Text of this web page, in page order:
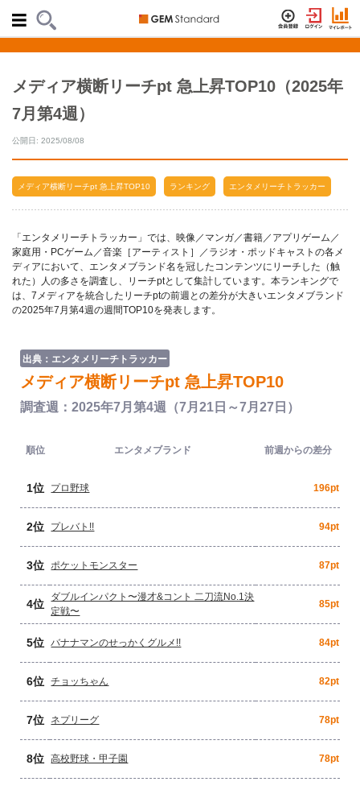
メディア横断リーチpt 急上昇TOP10（2025年
7月第4週）
公開日: 2025/08/08
メディア横断リーチpt 急上昇TOP10 ランキング エンタメリーチトラッカー
「エンタメリーチトラッカー」では、映像／マンガ／書籍／アプリゲーム／
家庭用・PCゲーム／音楽［アーティスト］／ラジオ・ポッドキャストの各メ
ディアにおいて、エンタメブランド名を冠したコンテンツにリーチした（触
れた）人の多さを調査し、リーチptとして集計しています。本ランキングで
は、7メディアを統合したリーチptの前週との差分が大きいエンタメブランド
の2025年7月第4週の週間TOP10を発表します。
出典：エンタメリーチトラッカー
メディア横断リーチpt 急上昇TOP10
調査週：2025年7月第4週（7月21日～7月27日）
順位 エンタメブランド 前週からの差分
1位 プロ野球 196pt
2位 プレバト!! 94pt
3位 ポケットモンスター 87pt
4位
ダブルインパクト〜漫才&コント 二刀流No.1決
定戦〜
85pt
5位 バナナマンのせっかくグルメ!! 84pt
6位 チョッちゃん 82pt
7位 ネプリーグ 78pt
8位 高校野球・甲子園 78pt